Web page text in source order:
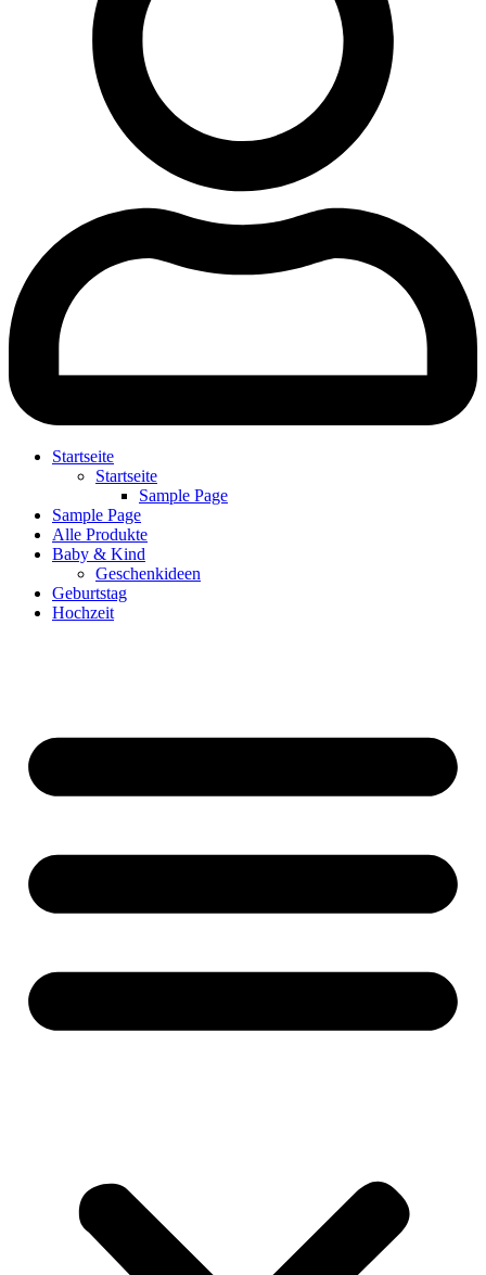
Startseite
Startseite
Sample Page
Sample Page
Alle Produkte
Baby & Kind
Geschenkideen
Geburtstag
Hochzeit